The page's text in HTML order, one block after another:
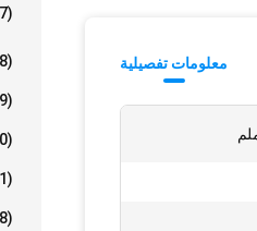
(27)
(38)
(29)
(20)
(41)
(28)
معلومات تفصيلية